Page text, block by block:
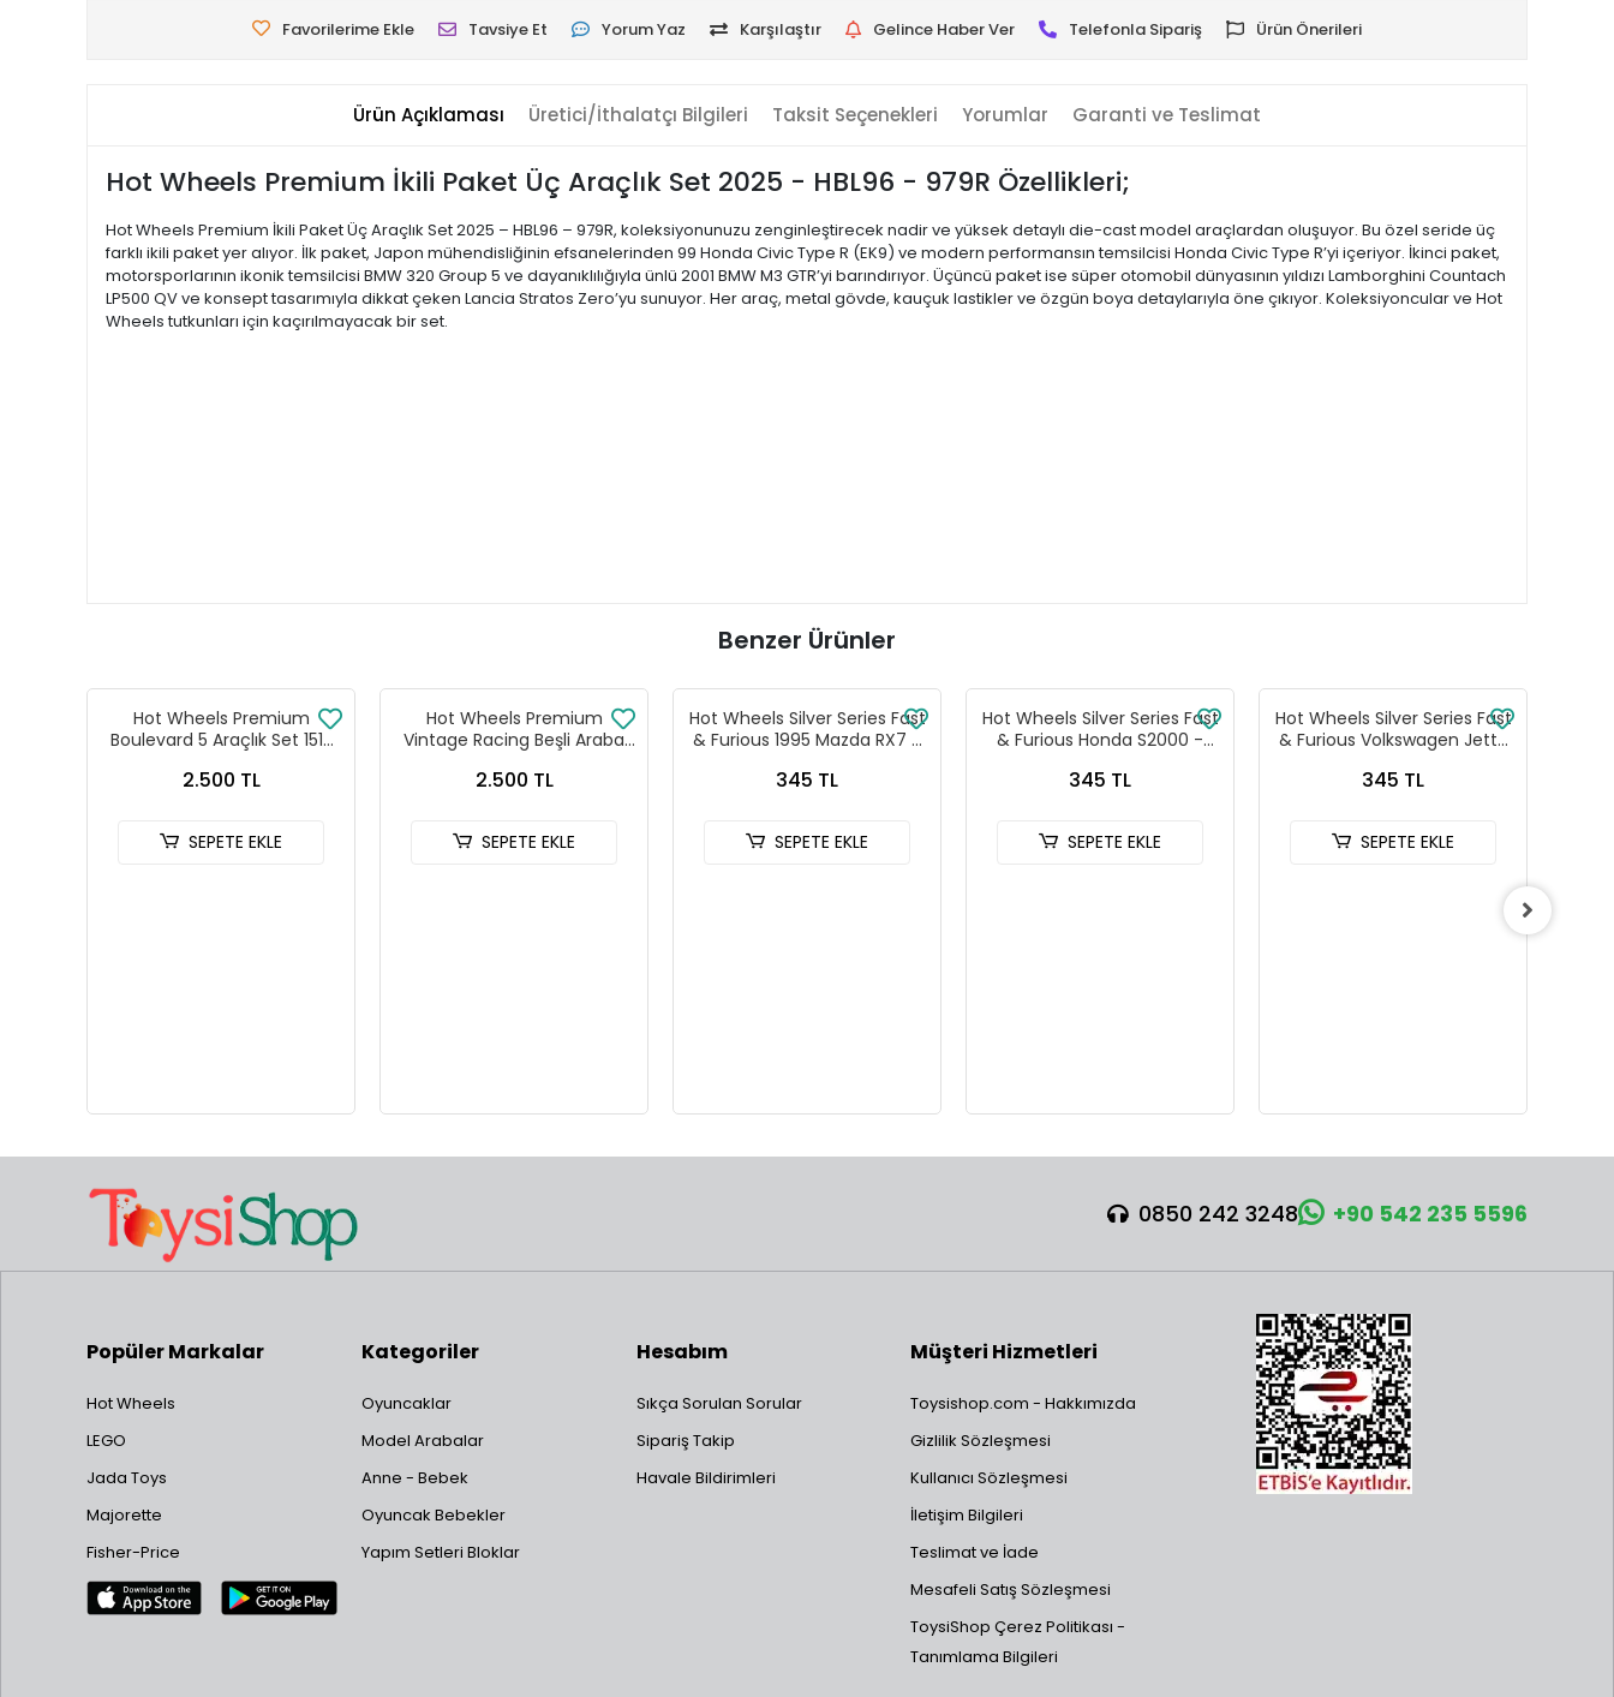
Favorilerime Ekle Tavsiye Et Yorum Yaz Karşılaştır Gelince Haber Ver Telefonla Sipariş Ürün Önerileri
Ürün Açıklaması Üretici/İthalatçı Bilgileri Taksit Seçenekleri Yorumlar Garanti ve Teslimat
Hot Wheels Premium İkili Paket Üç Araçlık Set 2025 - HBL96 - 979R Özellikleri;
Hot Wheels Premium İkili Paket Üç Araçlık Set 2025 – HBL96 – 979R, koleksiyonunuzu zenginleştirecek nadir ve yüksek detaylı die-cast model araçlardan oluşuyor. Bu özel seride üç
farklı ikili paket yer alıyor. İlk paket, Japon mühendisliğinin efsanelerinden 99 Honda Civic Type R (EK9) ve modern performansın temsilcisi Honda Civic Type R’yi içeriyor. İkinci paket,
motorsporlarının ikonik temsilcisi BMW 320 Group 5 ve dayanıklılığıyla ünlü 2001 BMW M3 GTR’yi barındırıyor. Üçüncü paket ise süper otomobil dünyasının yıldızı Lamborghini Countach
LP500 QV ve konsept tasarımıyla dikkat çeken Lancia Stratos Zero’yu sunuyor. Her araç, metal gövde, kauçuk lastikler ve özgün boya detaylarıyla öne çıkıyor. Koleksiyoncular ve Hot
Wheels tutkunları için kaçırılmayacak bir set.
Benzer Ürünler
Hot Wheels Premium
Boulevard 5 Araçlık Set 151-
2.500 TL
SEPETE EKLE
Hot Wheels Premium
Vintage Racing Beşli Araba
2.500 TL
SEPETE EKLE
Hot Wheels Silver Series Fast
& Furious 1995 Mazda RX7 -
345 TL
SEPETE EKLE
Hot Wheels Silver Series Fast
& Furious Honda S2000 -
345 TL
SEPETE EKLE
Hot Wheels Silver Series Fast
& Furious Volkswagen Jetta
345 TL
SEPETE EKLE
0850 242 3248 +90 542 235 5596
Popüler Markalar
Hot Wheels
LEGO
Jada Toys
Majorette
Fisher-Price
Kategoriler
Oyuncaklar
Model Arabalar
Anne - Bebek
Oyuncak Bebekler
Yapım Setleri Bloklar
Hesabım
Sıkça Sorulan Sorular
Sipariş Takip
Havale Bildirimleri
Müşteri Hizmetleri
Toysishop.com - Hakkımızda
Gizlilik Sözleşmesi
Kullanıcı Sözleşmesi
İletişim Bilgileri
Teslimat ve İade
Mesafeli Satış Sözleşmesi
ToysiShop Çerez Politikası -
Tanımlama Bilgileri